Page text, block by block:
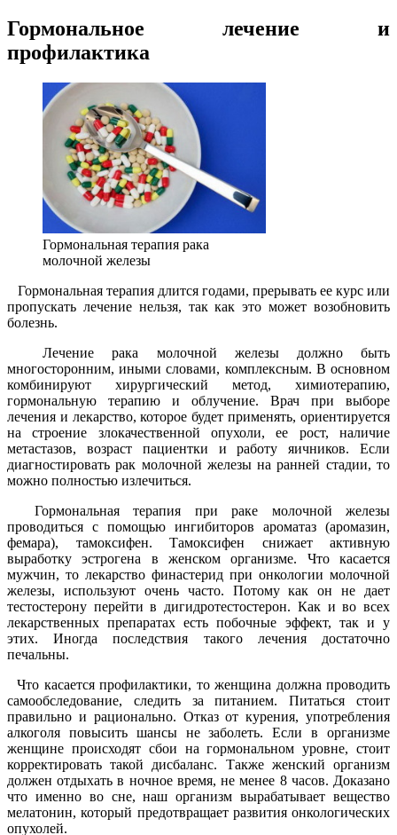
Гормональное лечение и
профилактика
Гормональная терапия рака
молочной железы
Гормональная терапия длится годами, прерывать ее курс или
пропускать лечение нельзя, так как это может возобновить
болезнь.
Лечение рака молочной железы должно быть
многосторонним, иными словами, комплексным. В основном
комбинируют хирургический метод, химиотерапию,
гормональную терапию и облучение. Врач при выборе
лечения и лекарство, которое будет применять, ориентируется
на строение злокачественной опухоли, ее рост, наличие
метастазов, возраст пациентки и работу яичников. Если
диагностировать рак молочной железы на ранней стадии, то
можно полностью излечиться.
Гормональная терапия при раке молочной железы
проводиться с помощью ингибиторов ароматаз (аромазин,
фемара), тамоксифен. Тамоксифен снижает активную
выработку эстрогена в женском организме. Что касается
мужчин, то лекарство финастерид при онкологии молочной
железы, используют очень часто. Потому как он не дает
тестостерону перейти в дигидротестостерон. Как и во всех
лекарственных препаратах есть побочные эффект, так и у
этих. Иногда последствия такого лечения достаточно
печальны.
Что касается профилактики, то женщина должна проводить
самообследование, следить за питанием. Питаться стоит
правильно и рационально. Отказ от курения, употребления
алкоголя повысить шансы не заболеть. Если в организме
женщине происходят сбои на гормональном уровне, стоит
корректировать такой дисбаланс. Также женский организм
должен отдыхать в ночное время, не менее 8 часов. Доказано
что именно во сне, наш организм вырабатывает вещество
мелатонин, который предотвращает развития онкологических
опухолей.